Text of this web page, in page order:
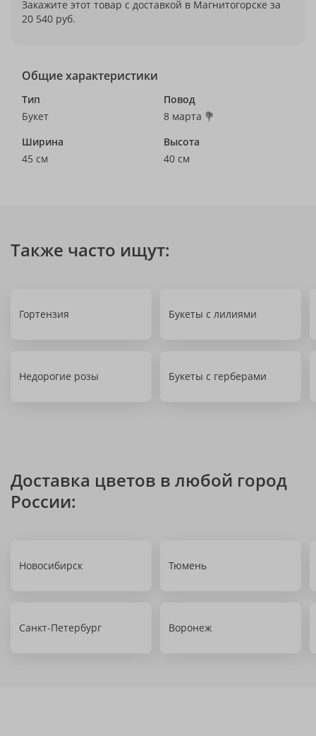
Закажите этот товар с доставкой в Магнитогорске за
20 540 руб.
Общие характеристики
Тип
Букет
Повод
8 марта 💐
Ширина
45 см
Высота
40 см
Также часто ищут:
Гортензия Букеты с лилиями
Недорогие розы Букеты с герберами
Доставка цветов в любой город
России:
Новосибирск Тюмень
Санкт-Петербург Воронеж